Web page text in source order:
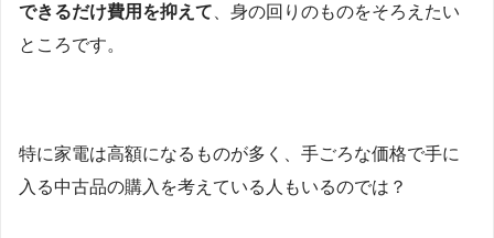
できるだけ費用を抑えて 、身の回りのものをそろえたい
ところです。
特に家電は高額になるものが多く、手ごろな価格で手に
入る中古品の購入を考えている人もいるのでは？